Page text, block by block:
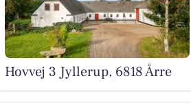
Hovvej 3 Jyllerup, 6818 Årre